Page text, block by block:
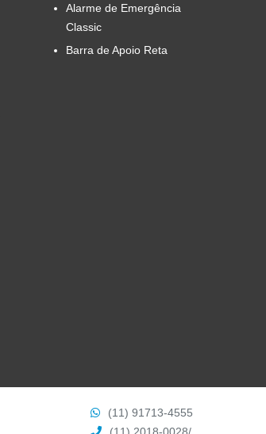
Alarme de Emergência
Classic
Barra de Apoio Reta
(11) 91713-4555
(11) 2018-0028/